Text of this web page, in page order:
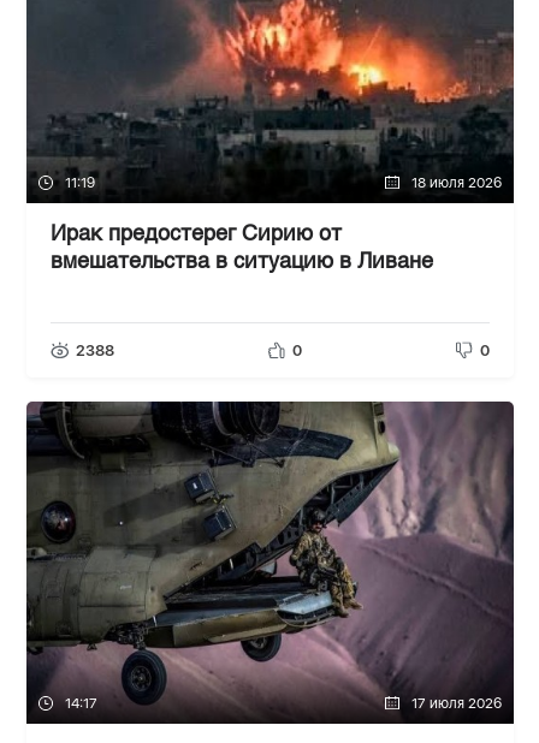
11:19 18 июля 2026
Ирак предостерег Сирию от
вмешательства в ситуацию в Ливане
2388 0 0
14:17 17 июля 2026